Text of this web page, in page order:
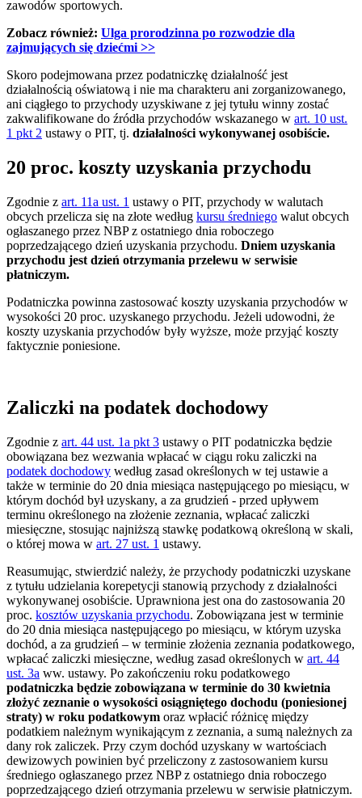
zawodów sportowych.
Zobacz również: Ulga prorodzinna po rozwodzie dla
zajmujących się dziećmi>>
Skoro podejmowana przez podatniczkę działalność jest
działalnością oświatową i nie ma charakteru ani zorganizowanego,
ani ciągłego to przychody uzyskiwane z jej tytułu winny zostać
zakwalifikowane do źródła przychodów wskazanego w art. 10 ust.
1 pkt 2 ustawy o PIT, tj. działalności wykonywanej osobiście.
20 proc. koszty uzyskania przychodu
Zgodnie z art. 11a ust. 1 ustawy o PIT, przychody w walutach
obcych przelicza się na złote według kursu średniego walut obcych
ogłaszanego przez NBP z ostatniego dnia roboczego
poprzedzającego dzień uzyskania przychodu. Dniem uzyskania
przychodu jest dzień otrzymania przelewu w serwisie
płatniczym.
Podatniczka powinna zastosować koszty uzyskania przychodów w
wysokości 20 proc. uzyskanego przychodu. Jeżeli udowodni, że
koszty uzyskania przychodów były wyższe, może przyjąć koszty
faktycznie poniesione.
Zaliczki na podatek dochodowy
Zgodnie z art. 44 ust. 1a pkt 3 ustawy o PIT podatniczka będzie
obowiązana bez wezwania wpłacać w ciągu roku zaliczki na
podatek dochodowy według zasad określonych w tej ustawie a
także w terminie do 20 dnia miesiąca następującego po miesiącu, w
którym dochód był uzyskany, a za grudzień - przed upływem
terminu określonego na złożenie zeznania, wpłacać zaliczki
miesięczne, stosując najniższą stawkę podatkową określoną w skali,
o której mowa w art. 27 ust. 1 ustawy.
Reasumując, stwierdzić należy, że przychody podatniczki uzyskane
z tytułu udzielania korepetycji stanowią przychody z działalności
wykonywanej osobiście. Uprawniona jest ona do zastosowania 20
proc. kosztów uzyskania przychodu. Zobowiązana jest w terminie
do 20 dnia miesiąca następującego po miesiącu, w którym uzyska
dochód, a za grudzień – w terminie złożenia zeznania podatkowego,
wpłacać zaliczki miesięczne, według zasad określonych w art. 44
ust. 3a ww. ustawy. Po zakończeniu roku podatkowego
podatniczka będzie zobowiązana w terminie do 30 kwietnia
złożyć zeznanie o wysokości osiągniętego dochodu (poniesionej
straty) w roku podatkowym oraz wpłacić różnicę między
podatkiem należnym wynikającym z zeznania, a sumą należnych za
dany rok zaliczek. Przy czym dochód uzyskany w wartościach
dewizowych powinien być przeliczony z zastosowaniem kursu
średniego ogłaszanego przez NBP z ostatniego dnia roboczego
poprzedzającego dzień otrzymania przelewu w serwisie płatniczym.